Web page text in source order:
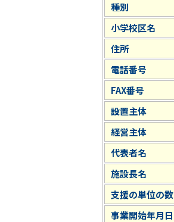
種別
小学校区名
住所
電話番号
FAX番号
設置主体
経営主体
代表者名
施設長名
支援の単位の数
事業開始年月日